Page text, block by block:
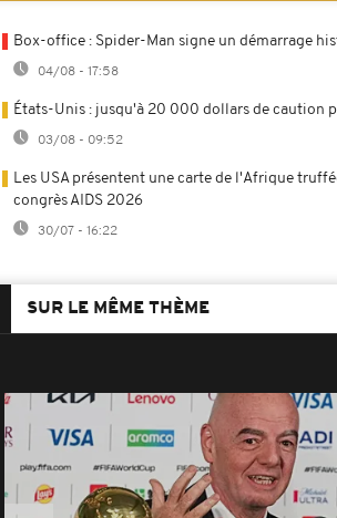
Box-office : Spider-Man signe un démarrage
04/08 - 17:58
États-Unis : jusqu'à 20 000 dollars de caution
03/08 - 09:52
Les USA présentent une carte de l'Afrique
congrès AIDS 2026
30/07 - 16:22
SUR LE MÊME THÈME